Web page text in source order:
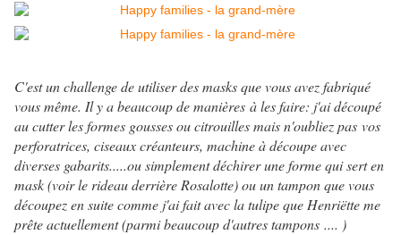
C'est un challenge de utiliser des masks que vous avez fabriqué
vous même. Il y a beaucoup de manières à les faire: j'ai découpé
au cutter les formes gousses ou citrouilles mais n'oubliez pas vos
perforatrices, ciseaux créanteurs, machine à découpe avec
diverses gabarits.....ou simplement déchirer une forme qui sert en
mask (voir le rideau derrière Rosalotte) ou un tampon que vous
découpez en suite comme j'ai fait avec la tulipe que Henriëtte me
prête actuellement (parmi beaucoup d'autres tampons .... )